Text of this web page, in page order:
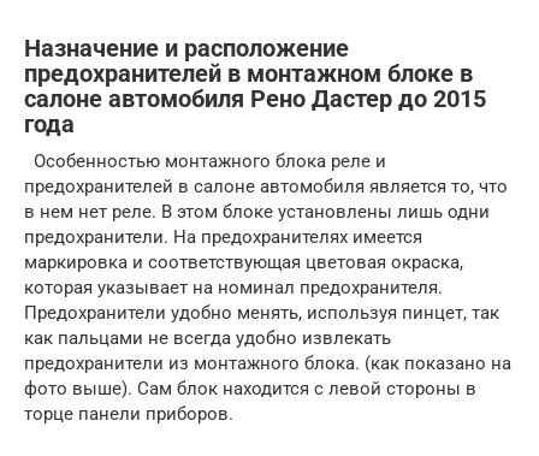
Назначение и расположение
предохранителей в монтажном блоке в
салоне автомобиля Рено Дастер до 2015
года
Особенностью монтажного блока реле и
предохранителей в салоне автомобиля является то, что
в нем нет реле. В этом блоке установлены лишь одни
предохранители. На предохранителях имеется
маркировка и соответствующая цветовая окраска,
которая указывает на номинал предохранителя.
Предохранители удобно менять, используя пинцет, так
как пальцами не всегда удобно извлекать
предохранители из монтажного блока. (как показано на
фото выше). Сам блок находится с левой стороны в
торце панели приборов.